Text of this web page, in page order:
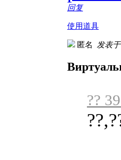
回复
使用道具
匿名 发表
??